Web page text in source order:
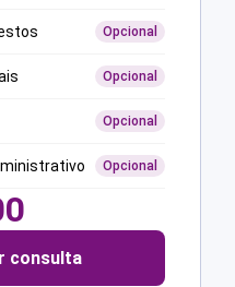
Opcional
Opcional
Opcional
Opcional
consulta